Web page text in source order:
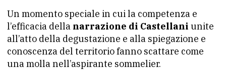
Un momento speciale in cui la competenza e
l’efficacia della narrazione di Castellani unite
all’atto della degustazione e alla spiegazione e
conoscenza del territorio fanno scattare come
una molla nell’aspirante sommelier.